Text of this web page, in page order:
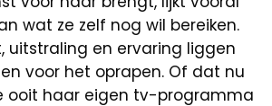
wat ze zelf nog wil bereiken.
uitstraling en ervaring liggen
voor het oprapen. Of dat nu
ooit haar eigen tv-programma